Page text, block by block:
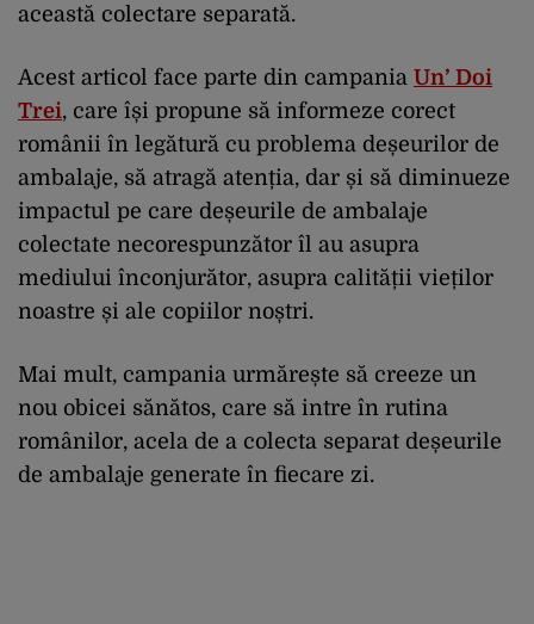
această colectare separată.
Acest articol face parte din campania Un’ Doi
Trei, care își propune să informeze corect
românii în legătură cu problema deșeurilor de
ambalaje, să atragă atenția, dar și să diminueze
impactul pe care deșeurile de ambalaje
colectate necorespunzător îl au asupra
mediului înconjurător, asupra calității vieților
noastre și ale copiilor noștri.
Mai mult, campania urmărește să creeze un
nou obicei sănătos, care să intre în rutina
românilor, acela de a colecta separat deșeurile
de ambalaje generate în fiecare zi.